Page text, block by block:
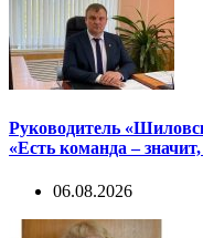
Руководитель
«Есть команда – значит,
06.08.2026